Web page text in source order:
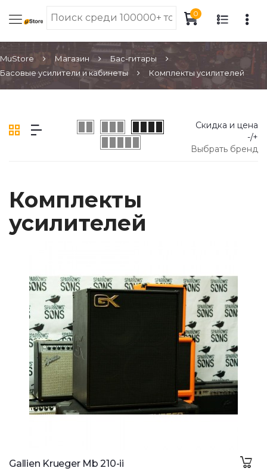
0
MuStore Магазин
Бас-гитары
Басовые усилители и кабинеты
Комплекты усилителей
Скидка и цена
-/+
Выбрать бренд
Комплекты
усилителей
Gallien Krueger Mb 210-ii